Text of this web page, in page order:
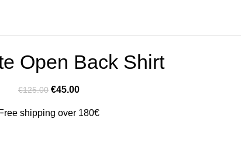
Open Back Shirt
€125.00 €45.00
Free shipping over 180€